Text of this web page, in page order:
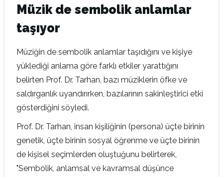
Müzik de sembolik anlamlar
taşıyor
Müziğin de sembolik anlamlar taşıdığını ve kişiye
yüklediği anlama göre farklı etkiler yarattığını
belirten Prof. Dr. Tarhan, bazı müziklerin öfke ve
saldırganlık uyandırırken, bazılarının sakinleştirici etki
gösterdiğini söyledi.
Prof. Dr. Tarhan, insan kişiliğinin (persona) üçte birinin
genetik, üçte birinin sosyal öğrenme ve üçte birinin
de kişisel seçimlerden oluştuğunu belirterek,
"Sembolik, anlamsal ve kavramsal düşünce